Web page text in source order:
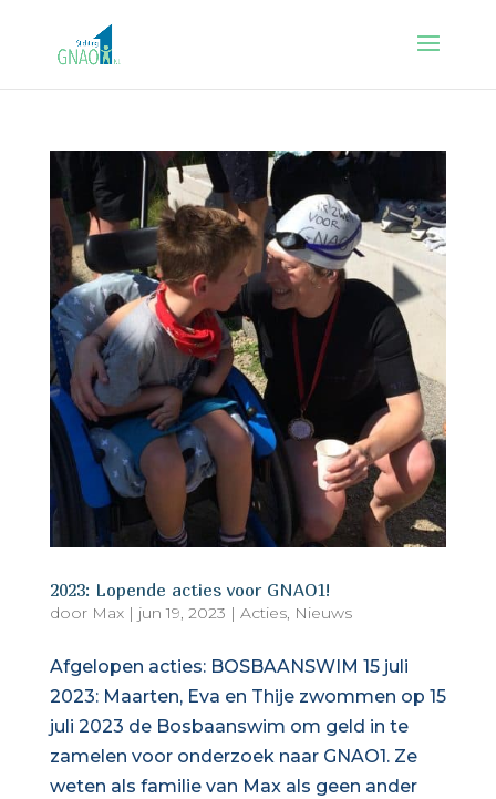
2023: Lopende acties voor GNAO1!
door Max| jun 19, 2023 | Acties, Nieuws
Afgelopen acties: BOSBAANSWIM 15 juli
2023: Maarten, Eva en Thije zwommen op 15
juli 2023 de Bosbaanswim om geld in te
zamelen voor onderzoek naar GNAO1. Ze
weten als familie van Max als geen ander